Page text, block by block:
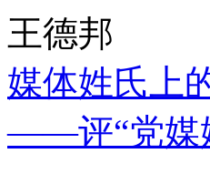
王德邦
媒体姓氏上
——评“党媒